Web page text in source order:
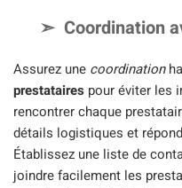
Coordination
Assurez une coordination
prestataires pour éviter les
rencontrer chaque
détails logistiques et
Établissez une liste de
joindre facilement les